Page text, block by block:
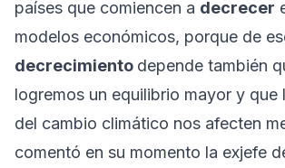
países que comiencen a decrecer
modelos económicos, porque de
decrecimiento depende también
logremos un equilibrio mayor y que
del cambio climático nos afecten
comentó en su momento la exjefe